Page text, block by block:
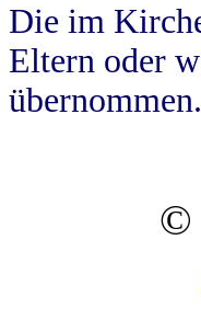
Die im
Eltern oder
übernommen.
©